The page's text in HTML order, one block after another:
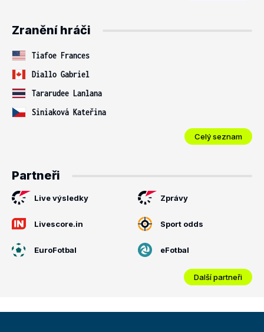
Zranění hráči
Tiafoe Frances
Diallo Gabriel
Tararudee Lanlana
Siniaková Kateřina
Celý seznam
Partneři
Live výsledky Zprávy
Livescore.in Sport odds
EuroFotbal eFotbal
Další partneři